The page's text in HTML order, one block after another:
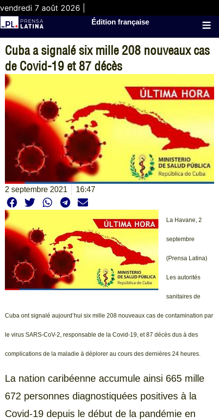
vendredi 7 août 2026 |
Édition française
Cuba a signalé six mille 208 nouveaux cas
de Covid-19 et 87 décès
2 septembre 2021 16:47
La Havane, 2
septembre
(Prensa Latina)
Les autorités
sanitaires de
Cuba ont signalé aujourd’hui six mille 208 nouveaux cas de contamination par
le virus SARS-CoV-2, responsable de la Covid-19, et 87 décès dus à des
complications de la maladie à déplorer au cours des dernières 24 heures.
La nation caribéenne accumule ainsi 665 mille
672 personnes diagnostiquées positives à la
Covid-19 depuis le début de la pandémie en